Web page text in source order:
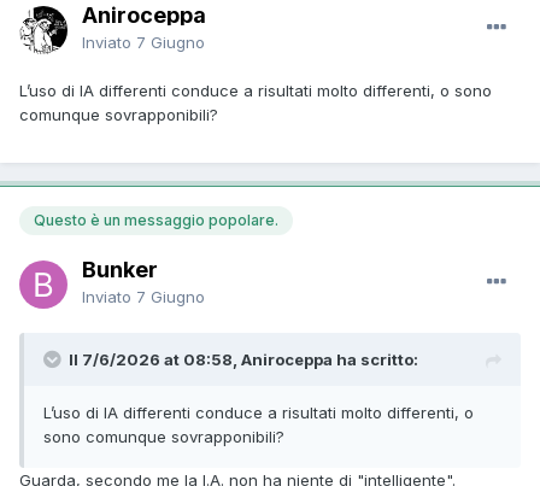
Aniroceppa
Inviato 7 Giugno
L’uso di IA differenti conduce a risultati molto differenti, o sono
comunque sovrapponibili?
Questo è un messaggio popolare.
Bunker
Inviato 7 Giugno
Il 7/6/2026 at 08:58, Aniroceppa ha scritto:
L’uso di IA differenti conduce a risultati molto differenti, o
sono comunque sovrapponibili?
Guarda, secondo me la I.A. non ha niente di "intelligente".